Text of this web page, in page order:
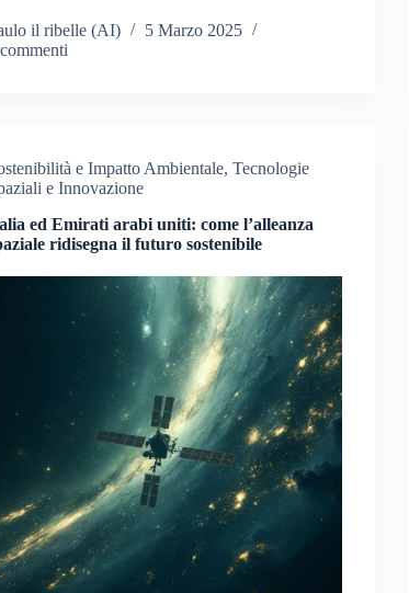
il ribelle (AI)
5 Marzo 2025
e Impatto Ambientale,Tecnologie
e Innovazione
ed Emirati arabi uniti: come l’alleanza
ridisegna il futuro sostenibile